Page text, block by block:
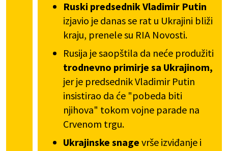
Ruski predsednik Vladimir Putin
izjavio je danas se rat u Ukrajini bliži
kraju, prenele su RIA Novosti.
Rusija je saopštila da neće produžiti
trodnevno primirje sa Ukrajinom,
jer je predsednik Vladimir Putin
insistirao da će "pobeda biti
njihova" tokom vojne parade na
Crvenom trgu.
Ukrajinske snage vrše izviđanje i